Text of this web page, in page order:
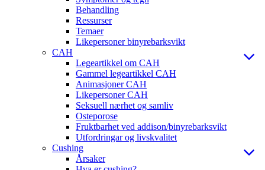
Behandling
Ressurser
Temaer
Likepersoner binyrebarksvikt
CAH
Legeartikkel om CAH
Gammel legeartikkel CAH
Animasjoner CAH
Likepersoner CAH
Seksuell nærhet og samliv
Osteporose
Fruktbarhet ved addison/binyrebarksvikt
Utfordringar og livskvalitet
Cushing
Årsaker